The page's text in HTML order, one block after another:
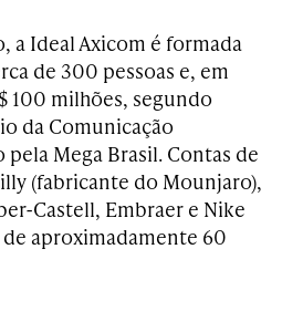
a Ideal Axicom é formada
de 300 pessoas e, em
100 milhões, segundo
da Comunicação
Mega Brasil. Contas de
(fabricante do Mounjaro),
Castell, Embraer e Nike
aproximadamente 60